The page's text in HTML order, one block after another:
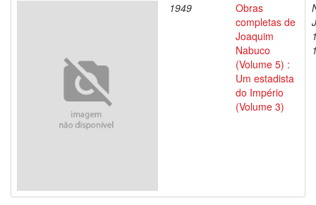
1949
Obras
completas de
Joaquim
Nabuco
(Volume 5) :
Um estadista
do Império
(Volume 3)